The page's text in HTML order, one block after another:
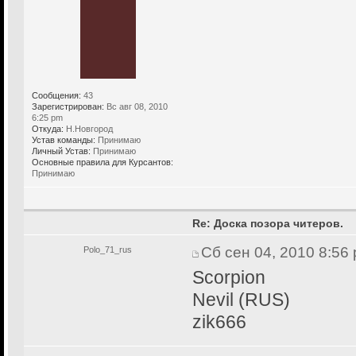
Сообщения: 43
Зарегистрирован: Вс авг 08, 2010
6:25 pm
Откуда: Н.Новгород
Устав команды: Принимаю
Личный Устав: Принимаю
Основные правила для Курсантов:
Принимаю
Polo_71_rus
Re: Доска позора читеров.
Сб сен 04, 2010 8:56
Scorpion
Nevil (RUS)
zik666